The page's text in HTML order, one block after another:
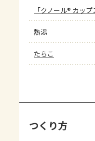
「クノール® カッ
熱湯
たらこ
つくり方